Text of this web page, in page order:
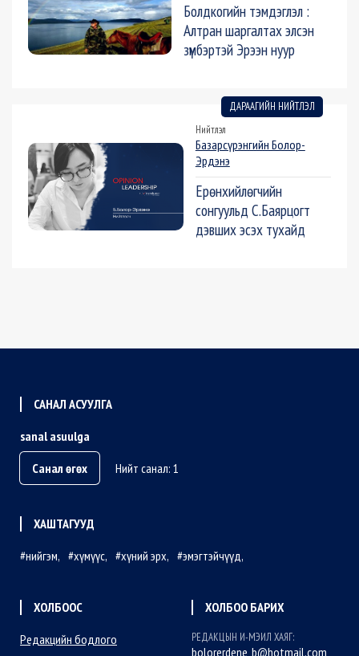
Болдкогийн тэмдэглэл :
Алтран шаргалтах элсэн
зүмбэртэй Эрээн нуур
ДАРААГИЙН НИЙТЛЭЛ
Нийтлэл
Базарсүрэнгийн Болор-
Эрдэнэ
Ерөнхийлөгчийн
сонгуульд С.Баярцогт
дэвших эсэх тухайд
САНАЛ АСУУЛГА
sanal asuulga
Санал өгөх
Нийт санал: 1
ХАШТАГУУД
нийгэм
хүмүүс хүний эрх эмэгтэйчүүд
ХОЛБООС
Редакцийн бодлого
ХОЛБОО БАРИХ
РЕДАКЦЫН И-МЭИЛ ХАЯГ:
bolorerdene_b@hotmail.com